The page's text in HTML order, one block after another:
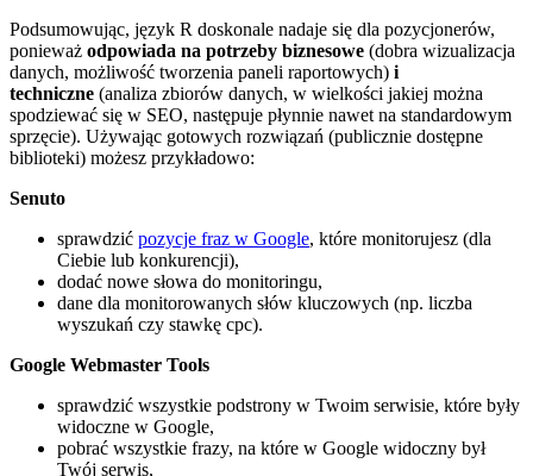
Podsumowując, język R doskonale nadaje się dla pozycjonerów,
ponieważ odpowiada na potrzeby biznesowe (dobra wizualizacja
danych, możliwość tworzenia paneli raportowych) i
techniczne (analiza zbiorów danych, w wielkości jakiej można
spodziewać się w SEO, następuje płynnie nawet na standardowym
sprzęcie). Używając gotowych rozwiązań (publicznie dostępne
biblioteki) możesz przykładowo:
Senuto
sprawdzić pozycje fraz w Google, które monitorujesz (dla
Ciebie lub konkurencji),
dodać nowe słowa do monitoringu,
dane dla monitorowanych słów kluczowych (np. liczba
wyszukań czy stawkę cpc).
Google Webmaster Tools
sprawdzić wszystkie podstrony w Twoim serwisie, które były
widoczne w Google,
pobrać wszystkie frazy, na które w Google widoczny był
Twój serwis,